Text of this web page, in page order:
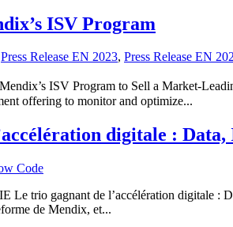
ISV Program
Press Release EN 2023, Press Release EN
ISV Program to Sell a Market-
offering to monitor and optimize...
digitale : Data,
Code
trio gagnant de l’accélération digitale :
de Mendix, et...